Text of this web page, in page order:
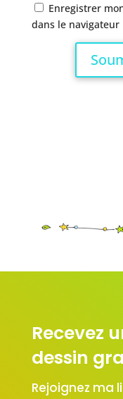
Enregistrer
dans le
Recevez
dessin
Rejoignez ma